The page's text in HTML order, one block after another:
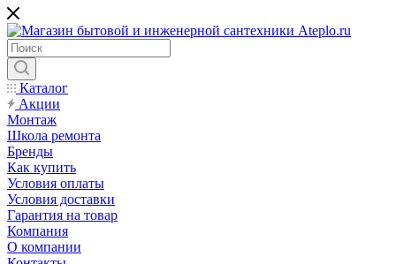
Каталог
Акции
Монтаж
Школа ремонта
Бренды
Как купить
Условия оплаты
Условия доставки
Гарантия на товар
Компания
О компании